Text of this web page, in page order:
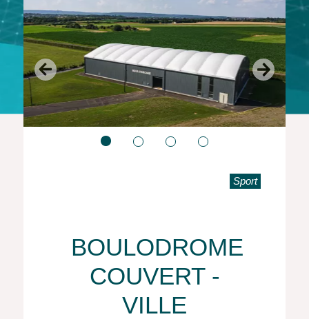
Sport
BOULODROME
COUVERT -
VILLE